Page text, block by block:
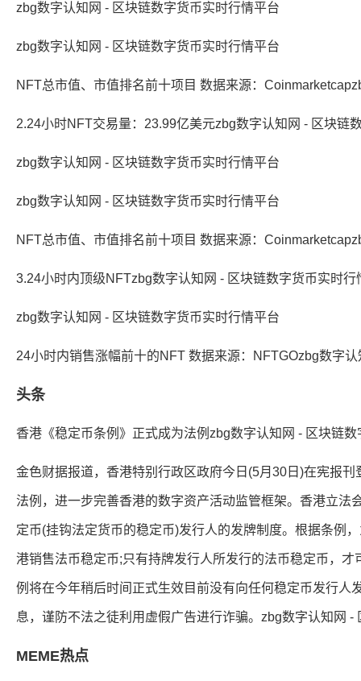
zbg数字认知网 - 区块链数字货币实时行情平台
zbg数字认知网 - 区块链数字货币实时行情平台
NFT总市值、市值排名前十项目 数据来源：
2.24小时NFT交易量：23.99亿美元zbg数字认知网 - 区块链
zbg数字认知网 - 区块链数字货币实时行情平台
zbg数字认知网 - 区块链数字货币实时行情平台
NFT总市值、市值排名前十项目 数据来源：
3.24小时内顶级NFTzbg数字认知网 - 区块链数字货币实时行
zbg数字认知网 - 区块链数字货币实时行情平台
24小时内销售涨幅前十的NFT 数据来源：NFTGOzbg数字
头条
香港《稳定币条例》正式成为法例zbg数字认知网 - 区块链
金色财据报道，香港特别行政区政府今日(5月30日)在宪报
法例，进一步完善香港的数字资产活动监管框架。香港立
定币(挂钩法定货币的稳定币)发行人的发牌制度。根据条例
港销售法币稳定币;只有持牌发行人所发行的法币稳定币，
例将在今年稍后时间正式生效目前没有向任何稳定币发行人
息，谨防不法之徒利用虚假广告进行诈骗。zbg数字认知网 -
MEME热点